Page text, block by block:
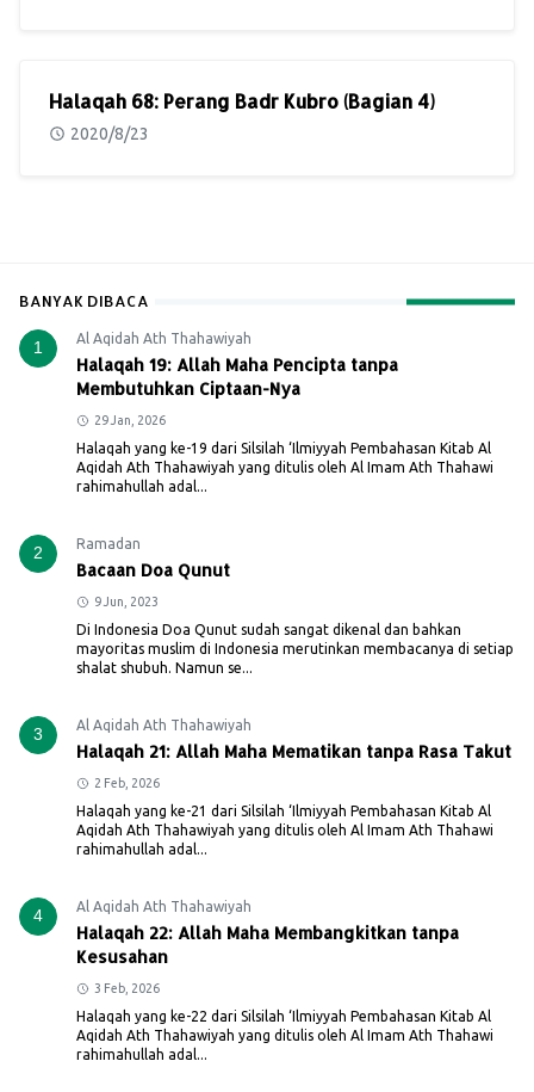
Halaqah 68: Perang Badr Kubro (Bagian 4)
2020/8/23
BANYAK DIBACA
1 Al Aqidah Ath Thahawiyah
Halaqah 19: Allah Maha Pencipta tanpa
Membutuhkan Ciptaan-Nya
29 Jan, 2026
Halaqah yang ke-19 dari Silsilah ‘Ilmiyyah Pembahasan Kitab Al
Aqidah Ath Thahawiyah yang ditulis oleh Al Imam Ath Thahawi
rahimahullah adal...
2 Ramadan
Bacaan Doa Qunut
9 Jun, 2023
Di Indonesia Doa Qunut sudah sangat dikenal dan bahkan
mayoritas muslim di Indonesia merutinkan membacanya di setiap
shalat shubuh. Namun se...
3 Al Aqidah Ath Thahawiyah
Halaqah 21: Allah Maha Mematikan tanpa Rasa Takut
2 Feb, 2026
Halaqah yang ke-21 dari Silsilah ‘Ilmiyyah Pembahasan Kitab Al
Aqidah Ath Thahawiyah yang ditulis oleh Al Imam Ath Thahawi
rahimahullah adal...
4 Al Aqidah Ath Thahawiyah
Halaqah 22: Allah Maha Membangkitkan tanpa
Kesusahan
3 Feb, 2026
Halaqah yang ke-22 dari Silsilah ‘Ilmiyyah Pembahasan Kitab Al
Aqidah Ath Thahawiyah yang ditulis oleh Al Imam Ath Thahawi
rahimahullah adal...